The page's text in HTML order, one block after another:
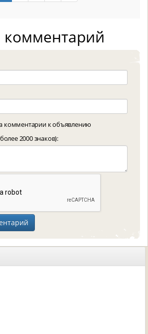
комментарий
комментарии к объявлению
2000 знаков):